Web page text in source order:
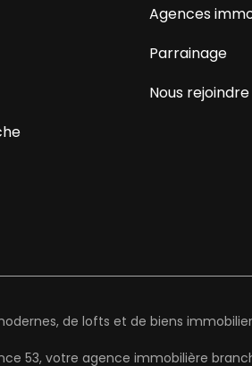
Agences
Parrainage
Nous rejoindre
de lofts et de biens
53, votre agence immobilière